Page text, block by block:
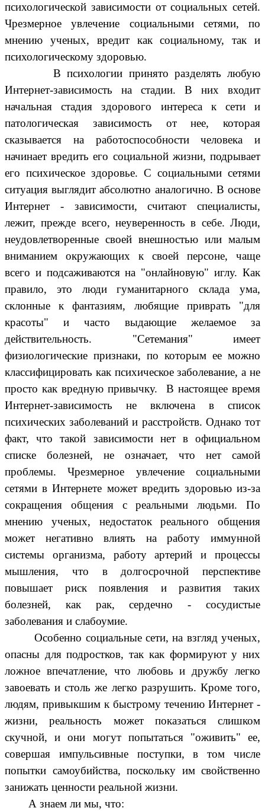
психологической зависимости от социальных сетей.
Чрезмерное увлечение социальными сетями, по
мнению ученых, вредит как социальному, так и
психологическому здоровью.
В психологии принято разделять любую
Интернет-зависимость на стадии. В них входит
начальная стадия здорового интереса к сети и
патологическая зависимость от нее, которая
сказывается на работоспособности человека и
начинает вредить его социальной жизни, подрывает
его психическое здоровье. С социальными сетями
ситуация выглядит абсолютно аналогично. В основе
Интернет - зависимости, считают специалисты,
лежит, прежде всего, неуверенность в себе. Люди,
неудовлетворенные своей внешностью или малым
вниманием окружающих к своей персоне, чаще
всего и подсаживаются на "онлайновую" иглу. Как
правило, это люди гуманитарного склада ума,
склонные к фантазиям, любящие приврать "для
красоты" и часто выдающие желаемое за
действительность. "Сетемания" имеет
физиологические признаки, по которым ее можно
классифицировать как психическое заболевание, а не
просто как вредную привычку. В настоящее время
Интернет-зависимость не включена в список
психических заболеваний и расстройств. Однако тот
факт, что такой зависимости нет в официальном
списке болезней, не означает, что нет самой
проблемы. Чрезмерное увлечение социальными
сетями в Интернете может вредить здоровью из-за
сокращения общения с реальными людьми. По
мнению ученых, недостаток реального общения
может негативно влиять на работу иммунной
системы организма, работу артерий и процессы
мышления, что в долгосрочной перспективе
повышает риск появления и развития таких
болезней, как рак, сердечно - сосудистые
заболевания и слабоумие.
Особенно социальные сети, на взгляд ученых,
опасны для подростков, так как формируют у них
ложное впечатление, что любовь и дружбу легко
завоевать и столь же легко разрушить. Кроме того,
людям, привыкшим к быстрому течению Интернет -
жизни, реальность может показаться слишком
скучной, и они могут попытаться "оживить" ее,
совершая импульсивные поступки, в том числе
попытки самоубийства, поскольку им свойственно
занижать ценности реальной жизни.
А знаем ли мы, что: